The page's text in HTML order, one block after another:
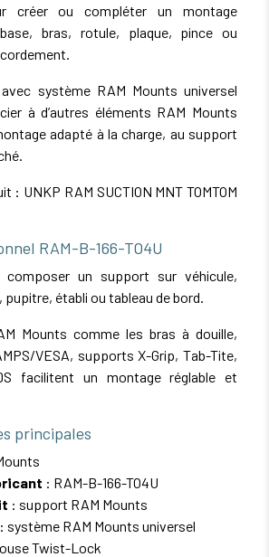
créer ou compléter un montage
bras, rotule, plaque, pince ou
système RAM Mounts universel
à d’autres éléments RAM Mounts
adapté à la charge, au support
: UNKP RAM SUCTION MNT TOMTOM
RAM-B-166-TO4U
un support sur véhicule,
établi ou tableau de bord.
Mounts comme les bras à douille,
VESA, supports X-Grip, Tab-Tite,
facilitent un montage réglable et
principales
: RAM-B-166-TO4U
: support RAM Mounts
: système RAM Mounts universel
Twist-Lock